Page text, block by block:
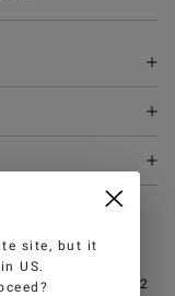
per E-Mail
innerhalb von 2
site, but it
US.